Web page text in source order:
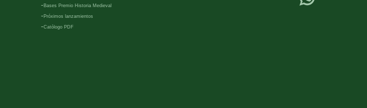
- Bases Premio Historia Medieval
- Próximos lanzamientos
-Católogo PDF